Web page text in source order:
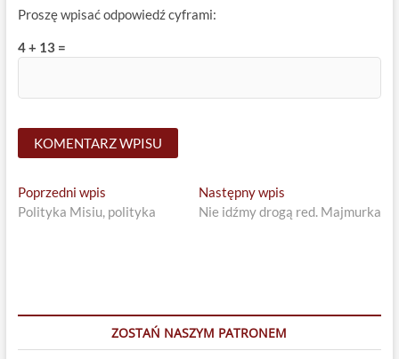
Proszę wpisać odpowiedź cyframi:
4 + 13 =
Nawigacja
wpisu
Poprzedni wpisPrevious
post:
Polityka Misiu, polityka
Następny wpis
post:
Nie idźmy drogą red. Majmurka
ZOSTAŃ NASZYM PATRONEM